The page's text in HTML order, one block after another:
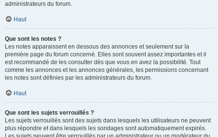
administrateurs du forum.
Haut
Que sont les notes ?
Les notes apparaissent en dessous des annonces et seulement sur la
première page du forum concerné. Elles sont souvent assez importantes et il
est recommandé de les consulter dès que vous en avez la possibilité. Tout
comme les annonces et les annonces générales, les permissions concernant
les notes sont définies par les administrateurs du forum.
Haut
Que sont les sujets verrouillés ?
Les sujets verrouillés sont des sujets dans lesquels les utilisateurs ne peuvent
plus répondre et dans lesquels les sondages sont automatiquement expirés.